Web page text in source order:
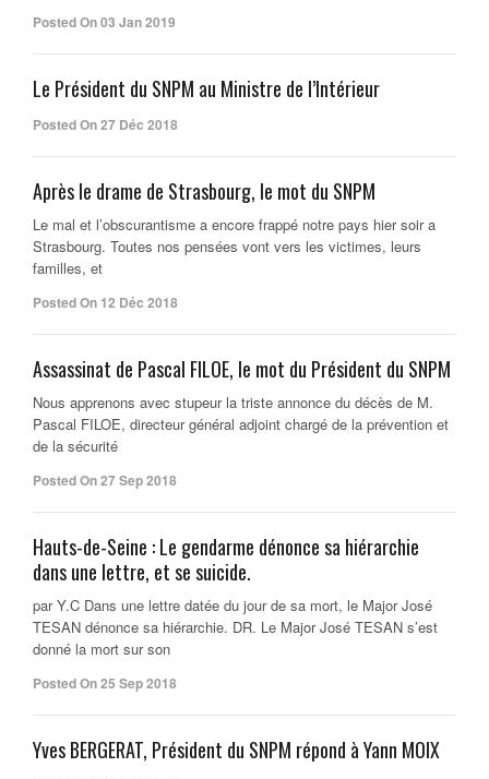
Posted On 03 Jan 2019
Le Président du SNPM au Ministre de l’Intérieur
Posted On 27 Déc 2018
Après le drame de Strasbourg, le mot du SNPM
Le mal et l’obscurantisme a encore frappé notre pays hier soir a
Strasbourg. Toutes nos pensées vont vers les victimes, leurs
familles, et
Posted On 12 Déc 2018
Assassinat de Pascal FILOE, le mot du Président du SNPM
Nous apprenons avec stupeur la triste annonce du décès de M.
Pascal FILOE, directeur général adjoint chargé de la prévention et
de la sécurité
Posted On 27 Sep 2018
Hauts-de-Seine : Le gendarme dénonce sa hiérarchie
dans une lettre, et se suicide.
par Y.C Dans une lettre datée du jour de sa mort, le Major José
TESAN dénonce sa hiérarchie. DR. Le Major José TESAN s’est
donné la mort sur son
Posted On 25 Sep 2018
Yves BERGERAT, Président du SNPM répond à Yann MOIX